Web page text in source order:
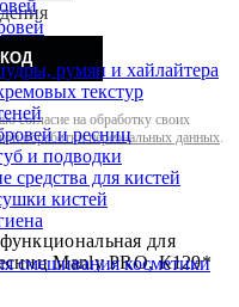
румян и хайлайтера
текстур
и ресниц
и подводки
для кистей
кистей
смешивания косметики
согласие на обработку своих
обработки персональных данных.
для
Manly PRO, К129*